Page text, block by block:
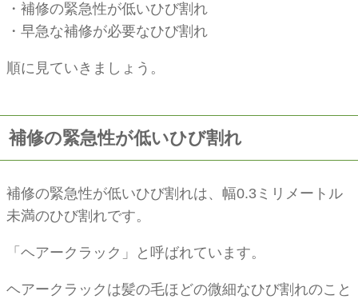
・補修の緊急性が低いひび割れ
・早急な補修が必要なひび割れ
順に見ていきましょう。
補修の緊急性が低いひび割れ
補修の緊急性が低いひび割れは、幅0.3ミリメートル
未満のひび割れです。
「ヘアークラック」と呼ばれています。
ヘアークラックは髪の毛ほどの微細なひび割れのこと